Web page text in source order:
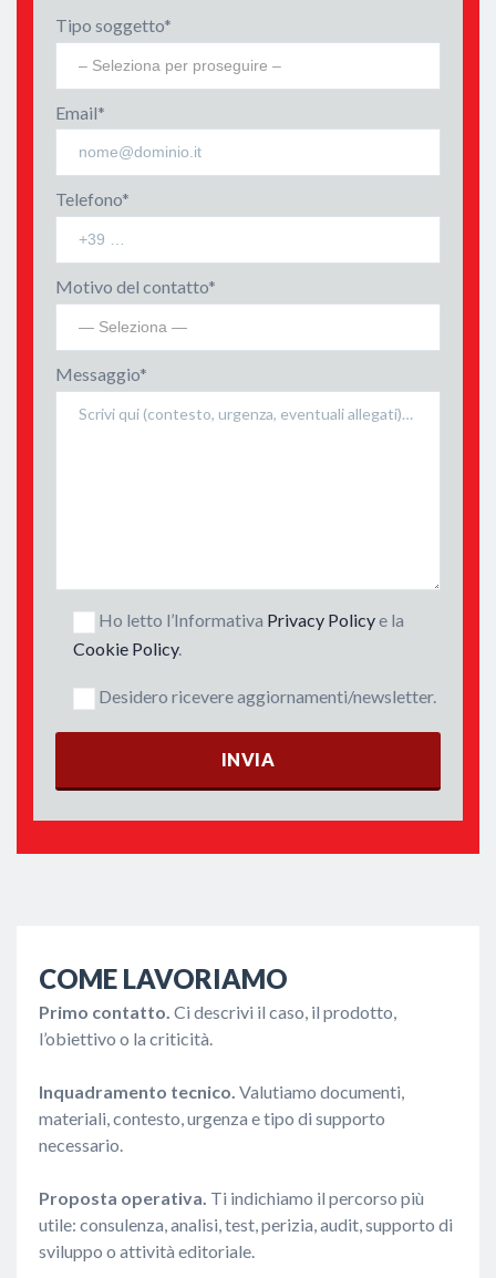
Tipo soggetto*
Email*
Telefono*
Motivo del contatto*
Messaggio*
Ho letto l’Informativa Privacy Policye la
Cookie Policy.
Desidero ricevere aggiornamenti/newsletter.
COME LAVORIAMO
Primo contatto. Ci descrivi il caso, il prodotto,
l’obiettivo o la criticità.
Inquadramento tecnico. Valutiamo documenti,
materiali, contesto, urgenza e tipo di supporto
necessario.
Proposta operativa. Ti indichiamo il percorso più
utile: consulenza, analisi, test, perizia, audit, supporto di
sviluppo o attività editoriale.